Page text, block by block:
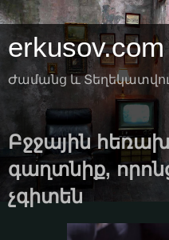
erkusov.com
Ժամանց և
Բջջային
գաղտնիք,
չգիտեն